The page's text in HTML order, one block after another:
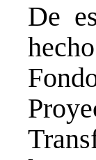
De